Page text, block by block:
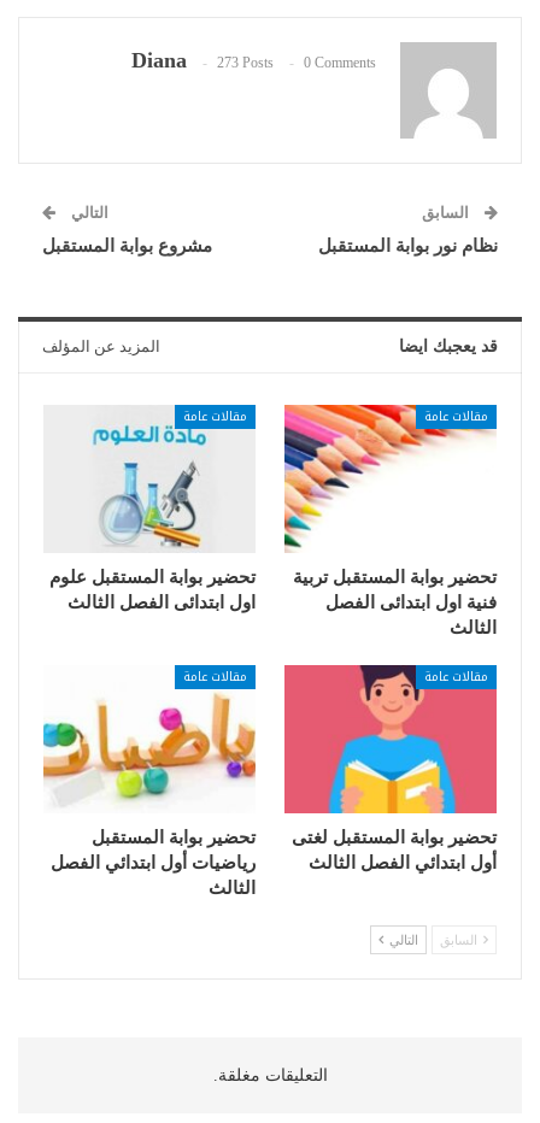
Diana 273 Posts 0 Comments
السابق
نظام نور بوابة المستقبل
التالي
مشروع بوابة المستقبل
قد يعجبك ايضا المزيد عن المؤلف
مقالات عامة
تحضير بوابة المستقبل تربية
فنية اول ابتدائى الفصل
الثالث
مقالات عامة
تحضير بوابة المستقبل علوم
اول ابتدائى الفصل الثالث
مقالات عامة
تحضير بوابة المستقبل لغتى
أول ابتدائي الفصل الثالث
مقالات عامة
تحضير بوابة المستقبل
رياضيات أول ابتدائي الفصل
الثالث
السابق التالي
التعليقات مغلقة.